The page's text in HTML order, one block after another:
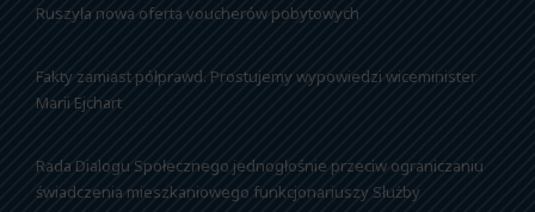
Ruszyła nowa oferta voucherów pobytowych
Fakty zamiast półprawd. Prostujemy wypowiedzi wiceminister
Marii Ejchart
Rada Dialogu Społecznego jednogłośnie przeciw ograniczaniu
świadczenia mieszkaniowego funkcjonariuszy Służby